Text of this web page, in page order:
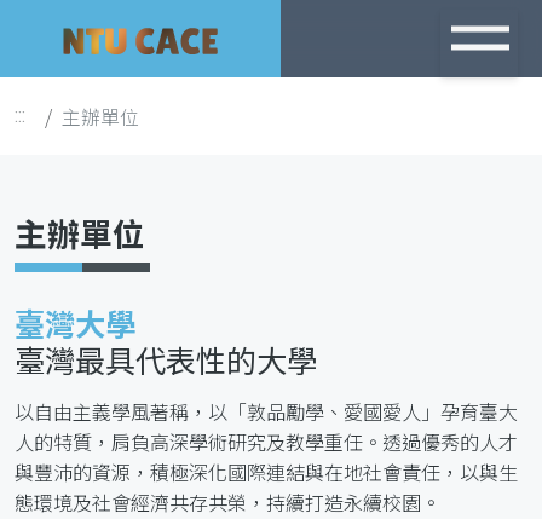
要
::: 主辦單位
主辦單位
臺灣大學
臺灣最具代表性的大學
以自由主義學風著稱，以「敦品勵學、愛國愛人」孕育臺大
人的特質，肩負高深學術研究及教學重任。透過優秀的人才
與豐沛的資源，積極深化國際連結與在地社會責任，以與生
態環境及社會經濟共存共榮，持續打造永續校園。